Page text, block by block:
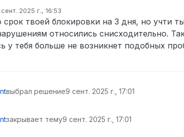
2025 г., 16:53
твоей блокировки на 3 дня, но учти
относились снисходительно.
у тебя больше не возникнет подобных
выбрал решение9 сент. 2025 г., 17:01
закрывает тему9 сент. 2025 г., 17:01